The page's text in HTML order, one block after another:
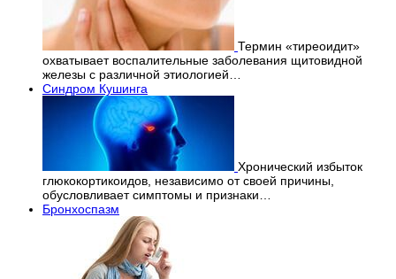
Термин «тиреоидит»
охватывает воспалительные заболевания щитовидной
железы с различной этиологией…
Синдром Кушинга
Хронический избыток
глюкокортикоидов, независимо от своей причины,
обусловливает симптомы и признаки…
Бронхоспазм